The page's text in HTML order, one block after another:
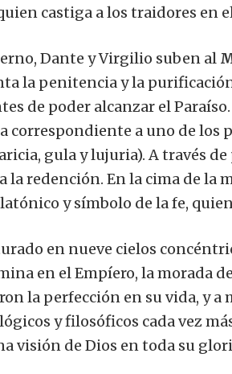
castiga a los traidores en
Dante y Virgilio suben al
la penitencia y la
de poder alcanzar el
correspondiente a uno de los
gula y lujuria). A través
la redención. En la cima de la
y símbolo de la fe,
en nueve cielos
en el Empíero, la morada
la perfección en su vida, y a
y filosóficos cada vez
visión de Dios en toda su